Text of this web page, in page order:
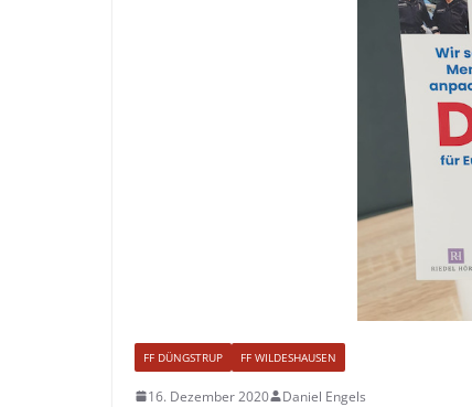
FF DÜNGSTRUP FF WILDESHAUSEN
16. Dezember 2020 Daniel Engels